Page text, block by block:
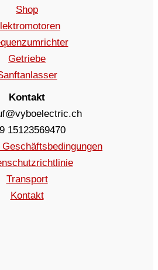
Shop
Getriebe
Kontakt
15123569470
Transport
Kontakt